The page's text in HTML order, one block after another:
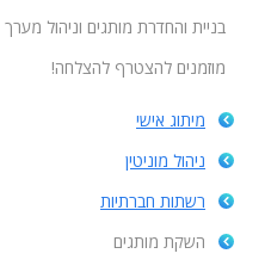
בניית והחדרת מותגים וניהול
מוזמנים להצטרף להצלחה!
מיתוג אישי
ניהול מוניטין
רשתות חברתיות
השקת מותגים